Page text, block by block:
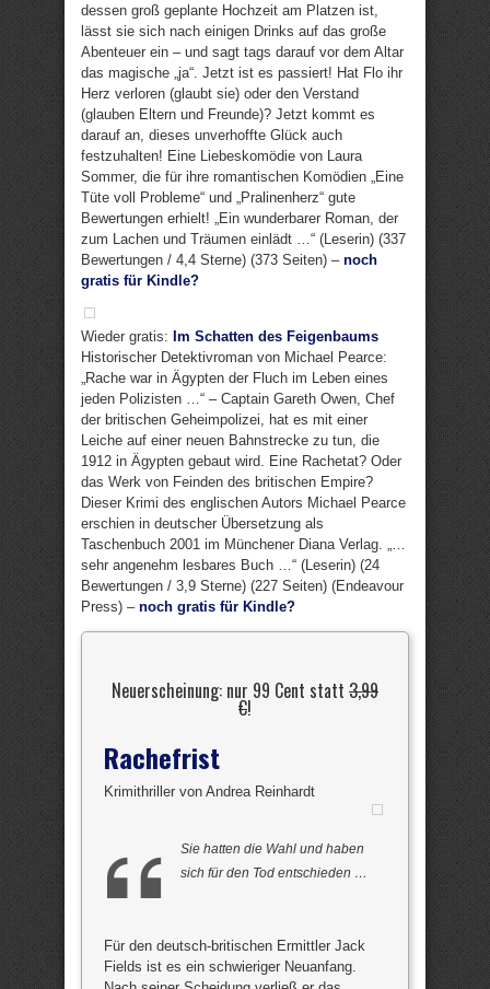
dessen groß geplante Hochzeit am Platzen ist,
lässt sie sich nach einigen Drinks auf das große
Abenteuer ein – und sagt tags darauf vor dem Altar
das magische „ja“. Jetzt ist es passiert! Hat Flo ihr
Herz verloren (glaubt sie) oder den Verstand
(glauben Eltern und Freunde)? Jetzt kommt es
darauf an, dieses unverhoffte Glück auch
festzuhalten! Eine Liebeskomödie von Laura
Sommer, die für ihre romantischen Komödien „Eine
Tüte voll Probleme“ und „Pralinenherz“ gute
Bewertungen erhielt! „Ein wunderbarer Roman, der
zum Lachen und Träumen einlädt …“ (Leserin) (337
Bewertungen / 4,4 Sterne) (373 Seiten) – noch
gratis für Kindle?
Wieder gratis: Im Schatten des Feigenbaums
Historischer Detektivroman von Michael Pearce:
„Rache war in Ägypten der Fluch im Leben eines
jeden Polizisten …“ – Captain Gareth Owen, Chef
der britischen Geheimpolizei, hat es mit einer
Leiche auf einer neuen Bahnstrecke zu tun, die
1912 in Ägypten gebaut wird. Eine Rachetat? Oder
das Werk von Feinden des britischen Empire?
Dieser Krimi des englischen Autors Michael Pearce
erschien in deutscher Übersetzung als
Taschenbuch 2001 im Münchener Diana Verlag. „…
sehr angenehm lesbares Buch …“ (Leserin) (24
Bewertungen / 3,9 Sterne) (227 Seiten) (Endeavour
Press) – noch gratis für Kindle?
Neuerscheinung: nur 99 Cent statt 3,99
€!
Rachefrist
Krimithriller von Andrea Reinhardt
Sie hatten die Wahl und haben
sich für den Tod entschieden …
Für den deutsch-britischen Ermittler Jack
Fields ist es ein schwieriger Neuanfang.